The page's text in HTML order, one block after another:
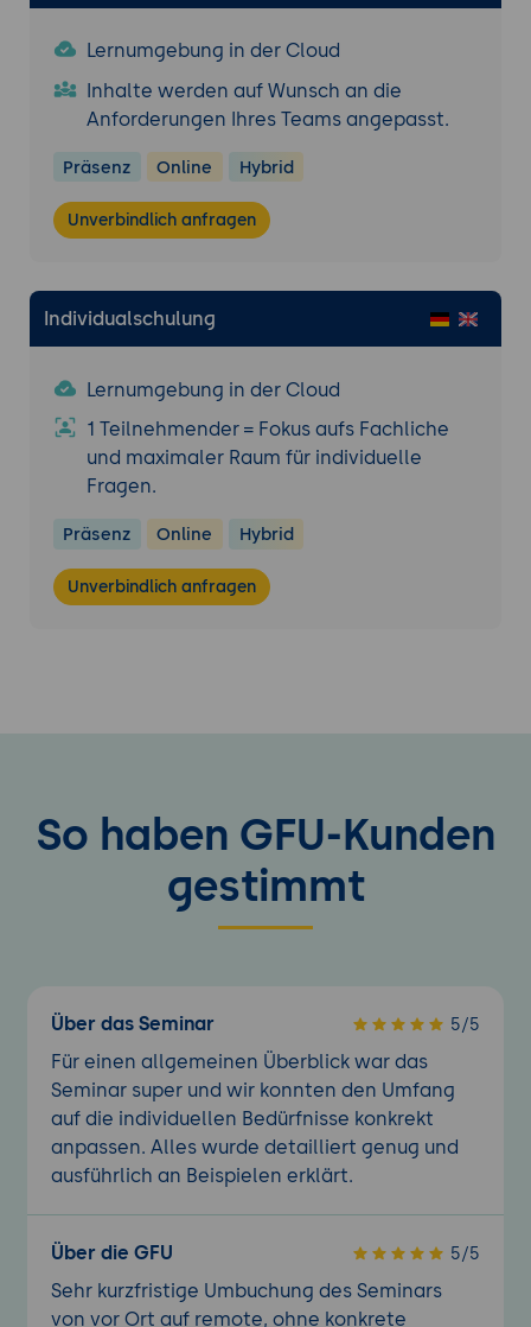
Lernumgebung in der Cloud
Inhalte werden auf Wunsch an die
Anforderungen Ihres Teams angepasst.
Präsenz Online Hybrid
Unverbindlich anfragen
Individualschulung
Lernumgebung in der Cloud
1 Teilnehmender = Fokus aufs Fachliche
und maximaler Raum für individuelle
Fragen.
Präsenz Online Hybrid
Unverbindlich anfragen
So haben GFU-Kunden
gestimmt
Über das Seminar 5/5
Für einen allgemeinen Überblick war das
Seminar super und wir konnten den Umfang
auf die individuellen Bedürfnisse konkrekt
anpassen. Alles wurde detailliert genug und
ausführlich an Beispielen erklärt.
Über die GFU 5/5
Sehr kurzfristige Umbuchung des Seminars
von vor Ort auf remote, ohne konkrete